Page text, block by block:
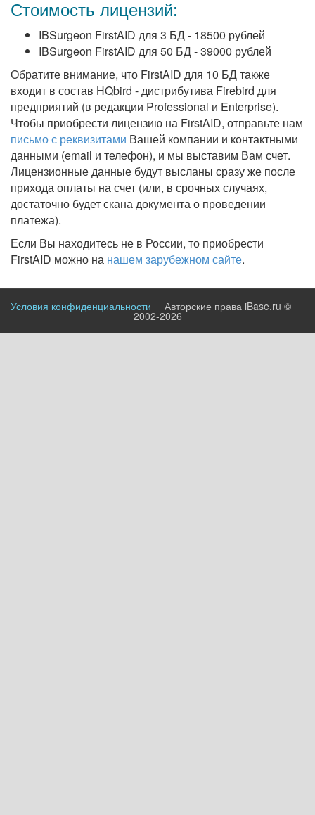
Стоимость лицензий:
IBSurgeon FirstAID для 3 БД - 18500 рублей
IBSurgeon FirstAID для 50 БД - 39000 рублей
Обратите внимание, что FirstAID для 10 БД также
входит в состав HQbird - дистрибутива Firebird для
предприятий (в редакции Professional и Enterprise).
Чтобы приобрести лицензию на FirstAID, отправьте нам
письмо с реквизитами Вашей компании и контактными
данными (email и телефон), и мы выставим Вам счет.
Лицензионные данные будут высланы сразу же после
прихода оплаты на счет (или, в срочных случаях,
достаточно будет скана документа о проведении
платежа).
Если Вы находитесь не в России, то приобрести
FirstAID можно на нашем зарубежном сайте.
Условия конфиденциальности Авторские права iBase.ru ©
2002-2026